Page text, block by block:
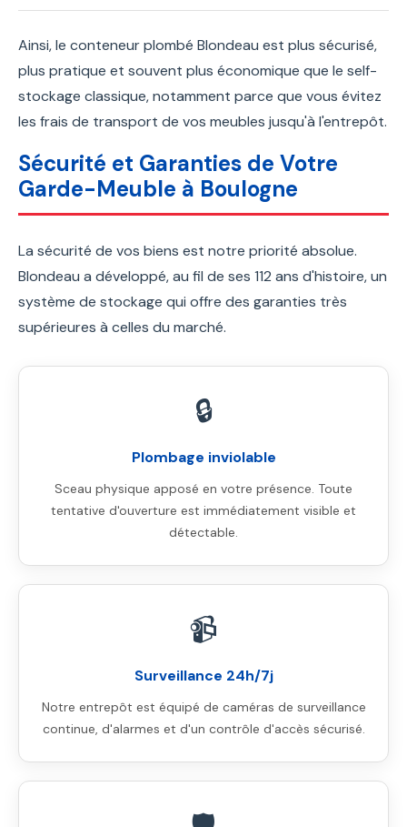
Ainsi, le conteneur plombé Blondeau est plus sécurisé,
plus pratique et souvent plus économique que le self-
stockage classique, notamment parce que vous évitez
les frais de transport de vos meubles jusqu'à l'entrepôt.
Sécurité et Garanties de Votre
Garde-Meuble à Boulogne
La sécurité de vos biens est notre priorité absolue.
Blondeau a développé, au fil de ses 112 ans d'histoire, un
système de stockage qui offre des garanties très
supérieures à celles du marché.
🔒
Plombage inviolable
Sceau physique apposé en votre présence. Toute
tentative d'ouverture est immédiatement visible et
détectable.
📹
Surveillance 24h/7j
Notre entrepôt est équipé de caméras de surveillance
continue, d'alarmes et d'un contrôle d'accès sécurisé.